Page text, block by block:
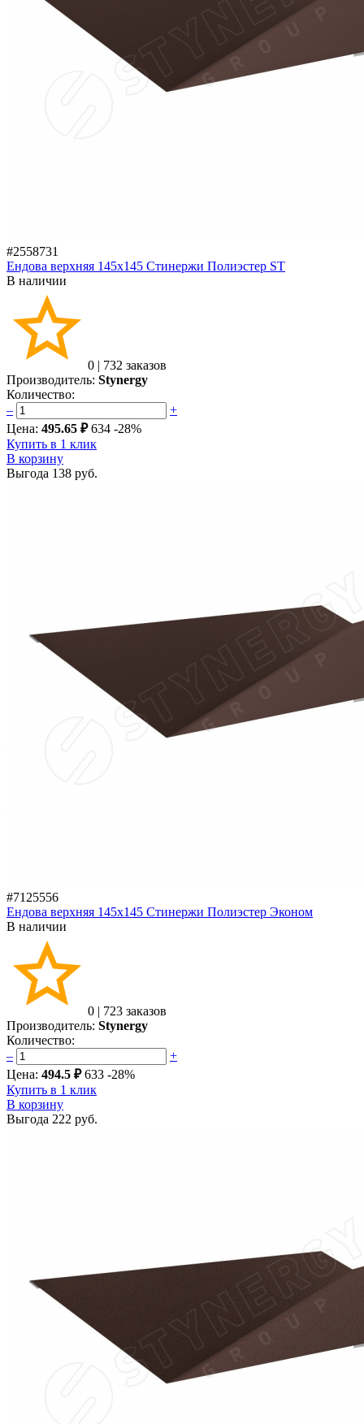
#2558731
Ендова верхняя 145х145 Стинержи Полиэстер ST
В наличии
0 | 732 заказов
Производитель: Stynergy
Количество:
–
+
Цена: 495.65 ₽ 634 -28%
Купить в 1 клик
В корзину
Выгода 138 руб.
#7125556
Ендова верхняя 145х145 Стинержи Полиэстер Эконом
В наличии
0 | 723 заказов
Производитель: Stynergy
Количество:
–
+
Цена: 494.5 ₽ 633 -28%
Купить в 1 клик
В корзину
Выгода 222 руб.